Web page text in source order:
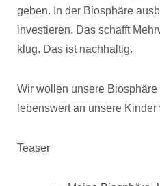
geben. In der Biosphäre
investieren. Das schafft
klug. Das ist nachhaltig.
Wir wollen unsere Biosphäre
lebenswert an unsere
Teaser